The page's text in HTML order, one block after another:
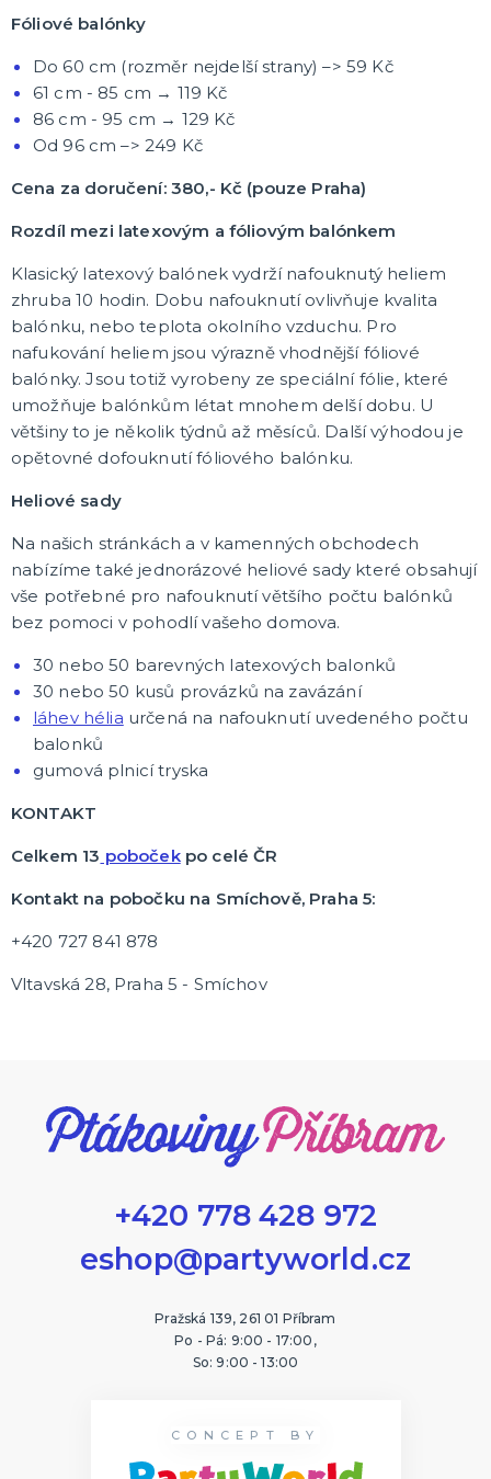
Fóliové balónky
Do 60 cm (rozměr nejdelší strany) –> 59 Kč
61 cm - 85 cm → 119 Kč
86 cm - 95 cm → 129 Kč
Od 96 cm –> 249 Kč
Cena za doručení: 380,- Kč (pouze Praha)
Rozdíl mezi latexovým a fóliovým balónkem
Klasický latexový balónek vydrží nafouknutý heliem
zhruba 10 hodin. Dobu nafouknutí ovlivňuje kvalita
balónku, nebo teplota okolního vzduchu. Pro
nafukování heliem jsou výrazně vhodnější fóliové
balónky. Jsou totiž vyrobeny ze speciální fólie, které
umožňuje balónkům létat mnohem delší dobu. U
většiny to je několik týdnů až měsíců. Další výhodou je
opětovné dofouknutí fóliového balónku.
Heliové sady
Na našich stránkách a v kamenných obchodech
nabízíme také jednorázové heliové sady které obsahují
vše potřebné pro nafouknutí většího počtu balónků
bez pomoci v pohodlí vašeho domova.
30 nebo 50 barevných latexových balonků
30 nebo 50 kusů provázků na zavázání
láhev hélia určená na nafouknutí uvedeného počtu
balonků
gumová plnicí tryska
KONTAKT
Celkem 13 pobočekpo celé ČR
Kontakt na pobočku na Smíchově, Praha 5:
+420 727 841 878
Vltavská 28, Praha 5 - Smíchov
+420 778 428 972
eshop@partyworld.cz
Pražská 139, 261 01 Příbram
Po - Pá: 9:00 - 17:00,
So: 9:00 - 13:00
CONCEPT BY